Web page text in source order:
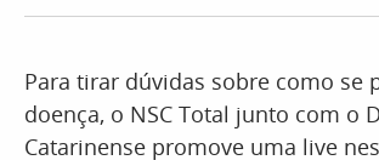
Para tirar dúvidas sobre como se
doença, o NSC Total junto com o
Catarinense promove uma live